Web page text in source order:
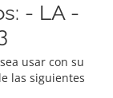
- LA -
usar con su
las siguientes